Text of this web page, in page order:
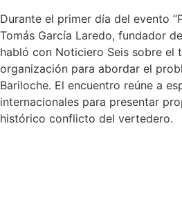
Durante el primer día del evento
Tomás García Laredo, fundador
habló con Noticiero Seis sobre el
organización para abordar el
Bariloche. El encuentro reúne a
internacionales para presentar
histórico conflicto del vertedero.